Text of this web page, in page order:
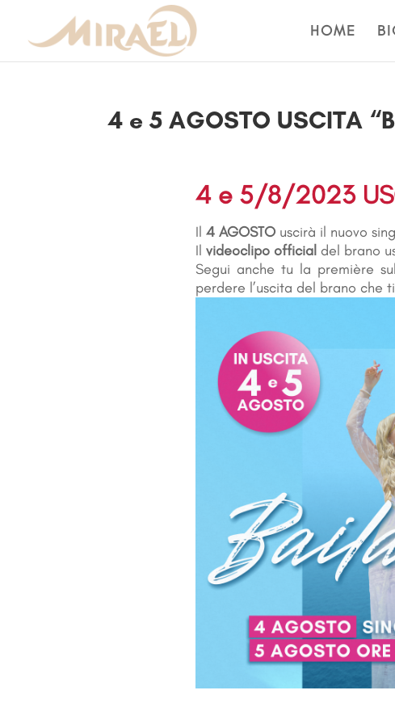
HOME
4 e 5 AGOSTO USCITA
4 e 5/8/2023
Il 4 AGOSTOuscirà il nuovo
Il videoclipo official del brano
Segui anche tu la première
perdere l’uscita del brano che